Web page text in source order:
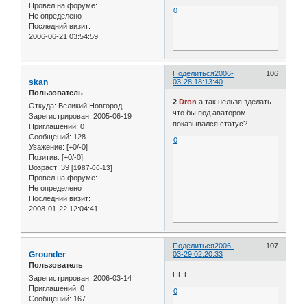
Провел на форуме:
Не определено
Последний визит:
2006-06-21 03:54:59
0
Поделиться 106
2006-
03-28 18:13:40
skan
Пользователь
Откуда: Великий Новгород
Зарегистрирован: 2005-06-19
Приглашений: 0
Сообщений: 128
Уважение: [+0/-0]
Позитив: [+0/-0]
Возраст: 39 [1987-06-13]
Провел на форуме:
Не определено
Последний визит:
2008-01-22 12:04:41
2 Dron а так нельзя зделать
что бы под аватором
показывался статус?
0
Поделиться 107
2006-
03-29 02:20:33
Grounder
Пользователь
Зарегистрирован: 2006-03-14
Приглашений: 0
Сообщений: 167
HET
0